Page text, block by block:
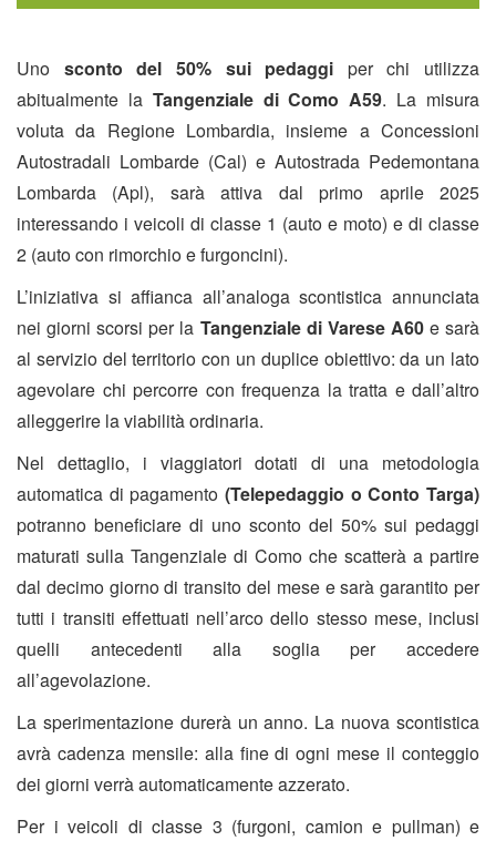
Uno sconto del 50% sui pedaggi per chi utilizza
abitualmente la Tangenziale di Como A59. La misura
voluta da Regione Lombardia, insieme a Concessioni
Autostradali Lombarde (Cal) e Autostrada Pedemontana
Lombarda (Apl), sarà attiva dal primo aprile 2025
interessando i veicoli di classe 1 (auto e moto) e di classe
2 (auto con rimorchio e furgoncini).
L’iniziativa si affianca all’analoga scontistica annunciata
nei giorni scorsi per la Tangenziale di Varese A60e sarà
al servizio del territorio con un duplice obiettivo: da un lato
agevolare chi percorre con frequenza la tratta e dall’altro
alleggerire la viabilità ordinaria.
Nel dettaglio, i viaggiatori dotati di una metodologia
automatica di pagamento (Telepedaggio o Conto Targa)
potranno beneficiare di uno sconto del 50% sui pedaggi
maturati sulla Tangenziale di Como che scatterà a partire
dal decimo giorno di transito del mese e sarà garantito per
tutti i transiti effettuati nell’arco dello stesso mese, inclusi
quelli antecedenti alla soglia per accedere
all’agevolazione.
La sperimentazione durerà un anno. La nuova scontistica
avrà cadenza mensile: alla fine di ogni mese il conteggio
dei giorni verrà automaticamente azzerato.
Per i veicoli di classe 3 (furgoni, camion e pullman) e